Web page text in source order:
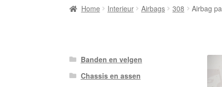
Over ons PrivacybeleidWereldwijde
Home Interieur Airbags 308 Airbag
Banden en velgen
Chassis en assen